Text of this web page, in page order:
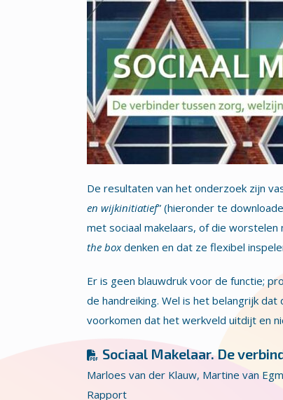
De resultaten van het onderzoek zijn
en wijkinitiatief” (hieronder te
met sociaal makelaars, of die
the boxdenken en dat ze flexibel
Er is geen blauwdruk voor de functie;
de handreiking. Wel is het belangrijk
voorkomen dat het werkveld uitdijt en
Sociaal Makelaar. De
Marloes van der Klauw, Martine van
Rapport